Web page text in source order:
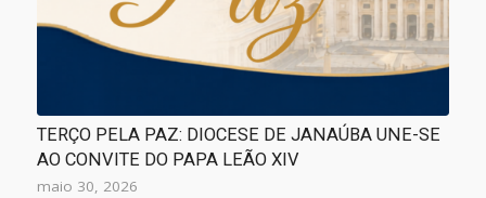
TERÇO PELA PAZ: DIOCESE DE JANAÚBA UNE-SE
AO CONVITE DO PAPA LEÃO XIV
maio 30, 2026